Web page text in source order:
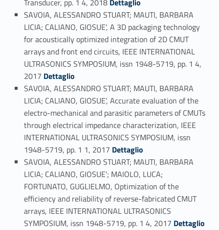
Transducer, pp. 1 4, 2018 Dettaglio
SAVOIA, ALESSANDRO STUART; MAUTI, BARBARA
LICIA; CALIANO, GIOSUE', A 3D packaging technology
for acoustically optimized integration of 2D CMUT
arrays and front end circuits, IEEE INTERNATIONAL
ULTRASONICS SYMPOSIUM, issn 1948-5719, pp. 1 4,
2017 Link identifier #identifier_person_122049-7
Dettaglio
SAVOIA, ALESSANDRO STUART; MAUTI, BARBARA
LICIA; CALIANO, GIOSUE', Accurate evaluation of the
electro-mechanical and parasitic parameters of CMUTs
through electrical impedance characterization, IEEE
INTERNATIONAL ULTRASONICS SYMPOSIUM, issn
1948-5719, pp. 1 1, 2017 Link identifier #identifier_person_23006-8
Dettaglio
SAVOIA, ALESSANDRO STUART; MAUTI, BARBARA
LICIA; CALIANO, GIOSUE'; MAIOLO, LUCA;
FORTUNATO, GUGLIELMO, Optimization of the
efficiency and reliability of reverse-fabricated CMUT
arrays, IEEE INTERNATIONAL ULTRASONICS
SYMPOSIUM, issn 1948-5719, pp. 1 4, 2017 Link identifier #identifier_person_139926-9
Dettaglio